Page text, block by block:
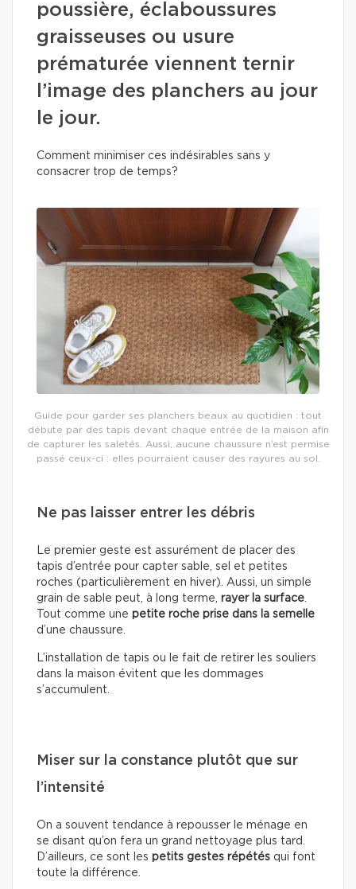
poussière, éclaboussures
graisseuses ou usure
prématurée viennent ternir
l’image des planchers au jour
le jour.
Comment minimiser ces indésirables sans y
consacrer trop de temps?
Guide pour garder ses planchers beaux au quotidien : tout
débute par des tapis devant chaque entrée de la maison afin
de capturer les saletés. Aussi, aucune chaussure n’est permise
passé ceux-ci : elles pourraient causer des rayures au sol.
Ne pas laisser entrer les débris
Le premier geste est assurément de placer des
tapis d’entrée pour capter sable, sel et petites
roches (particulièrement en hiver). Aussi, un simple
grain de sable peut, à long terme, rayer la surface
Tout comme une petite roche prise dans la semelle
d’une chaussure.
L’installation de tapis ou le fait de retirer les souliers
dans la maison évitent que les dommages
s’accumulent.
Miser sur la constance plutôt que sur
l’intensité
On a souvent tendance à repousser le ménage en
se disant qu’on fera un grand nettoyage plus tard.
D’ailleurs, ce sont les petits gestes répétés qui font
toute la différence.